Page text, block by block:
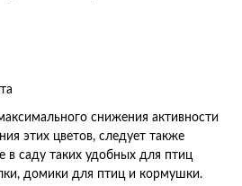
снижения активности
этих цветов, следует также
в саду таких удобных для птиц
домики для птиц и кормушки.